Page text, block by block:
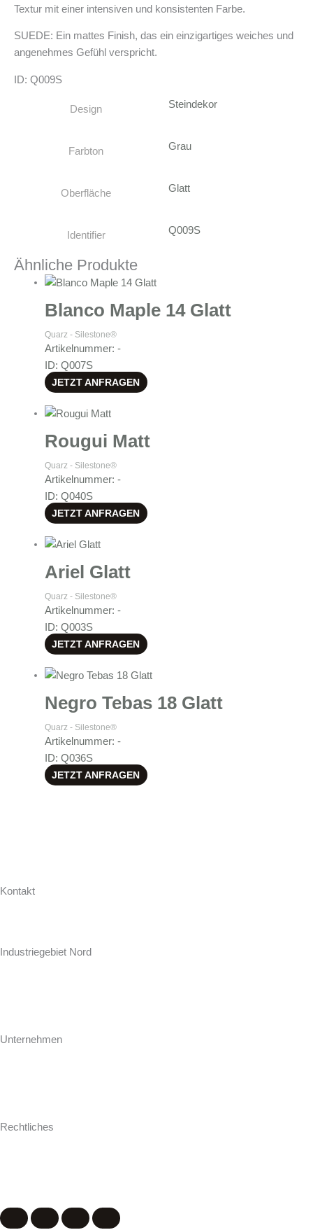
Textur mit einer intensiven und konsistenten Farbe.
SUEDE: Ein mattes Finish, das ein einzigartiges weiches und
angenehmes Gefühl verspricht.
ID: Q009S
Design Steindekor
Farbton Grau
Oberfläche Glatt
Identifier Q009S
Ähnliche Produkte
Blanco Maple 14 Glatt
Quarz - Silestone®
Artikelnummer: -
ID: Q007S
JETZT ANFRAGEN
Rougui Matt
Quarz - Silestone®
Artikelnummer: -
ID: Q040S
JETZT ANFRAGEN
Ariel Glatt
Quarz - Silestone®
Artikelnummer: -
ID: Q003S
JETZT ANFRAGEN
Negro Tebas 18 Glatt
Quarz - Silestone®
Artikelnummer: -
ID: Q036S
JETZT ANFRAGEN
Kontakt
Industriegebiet Nord
Unternehmen
Rechtliches